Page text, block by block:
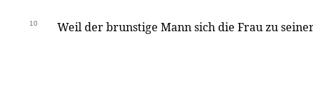
10 Weil der brunstige Mann sich die Frau zu